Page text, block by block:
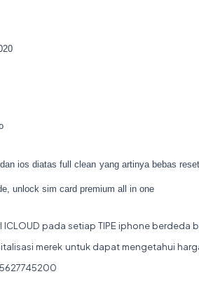
ios diatas full clean yang artinya bebas
unlock sim card premium all in one
ICLOUD pada setiap TIPE iphone
merek untuk dapat mengetahui